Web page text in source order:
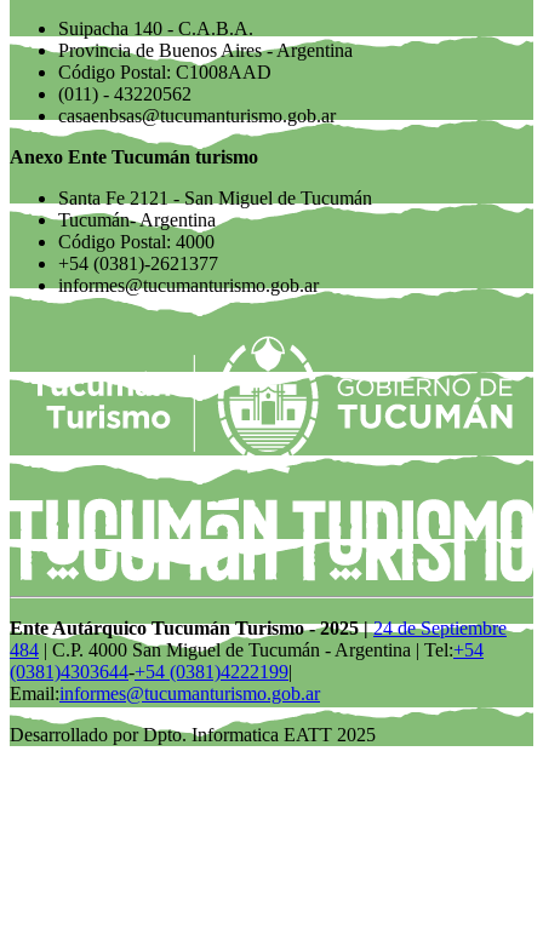
Suipacha 140 - C.A.B.A.
Provincia de Buenos Aires - Argentina
Código Postal: C1008AAD
(011) - 43220562
casaenbsas@tucumanturismo.gob.ar
Anexo Ente Tucumán turismo
Santa Fe 2121 - San Miguel de Tucumán
Tucumán- Argentina
Código Postal: 4000
+54 (0381)-2621377
informes@tucumanturismo.gob.ar
Ente Autárquico Tucumán Turismo - 2025 |24 de Septiembre
484 | C.P. 4000 San Miguel de Tucumán - Argentina | Tel:+54
(0381)4303644-+54 (0381)4222199|
Email:informes@tucumanturismo.gob.ar
Desarrollado por Dpto. Informatica EATT 2025